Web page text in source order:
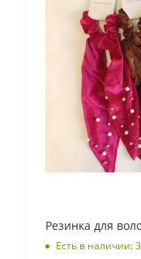
Резинка для
Есть в наличии: